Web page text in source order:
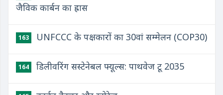
जैविक कार्बन का ह्रास
163 UNFCCC के पक्षकारों का 30वां सम्मेलन (COP30)
164 डिलीवरिंग सस्टेनेबल फ्यूल्स: पाथवेज टू 2035